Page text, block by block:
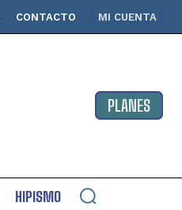
CONTACTO MI CUENTA
PLANES
HIPISMO